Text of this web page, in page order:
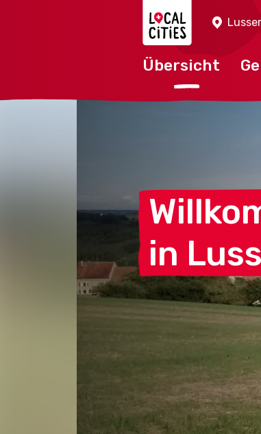
Übersicht
in